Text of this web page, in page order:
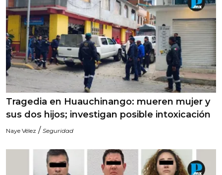
Tragedia en Huauchinango: mueren mujer y
sus dos hijos; investigan posible intoxicación
Naye Vélez / Seguridad